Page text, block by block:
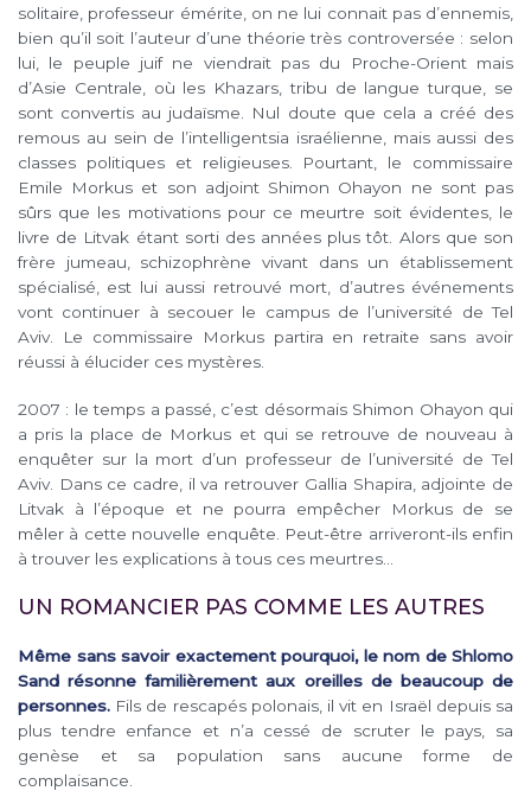
solitaire, professeur émérite, on ne lui connait pas d’ennemis,
bien qu’il soit l’auteur d’une théorie très controversée : selon
lui, le peuple juif ne viendrait pas du Proche-Orient mais
d’Asie Centrale, où les Khazars, tribu de langue turque, se
sont convertis au judaïsme. Nul doute que cela a créé des
remous au sein de l’intelligentsia israélienne, mais aussi des
classes politiques et religieuses. Pourtant, le commissaire
Emile Morkus et son adjoint Shimon Ohayon ne sont pas
sûrs que les motivations pour ce meurtre soit évidentes, le
livre de Litvak étant sorti des années plus tôt. Alors que son
frère jumeau, schizophrène vivant dans un établissement
spécialisé, est lui aussi retrouvé mort, d’autres événements
vont continuer à secouer le campus de l’université de Tel
Aviv. Le commissaire Morkus partira en retraite sans avoir
réussi à élucider ces mystères.
2007 : le temps a passé, c’est désormais Shimon Ohayon qui
a pris la place de Morkus et qui se retrouve de nouveau à
enquêter sur la mort d’un professeur de l’université de Tel
Aviv. Dans ce cadre, il va retrouver Gallia Shapira, adjointe de
Litvak à l’époque et ne pourra empêcher Morkus de se
mêler à cette nouvelle enquête. Peut-être arriveront-ils enfin
à trouver les explications à tous ces meurtres…
UN ROMANCIER PAS COMME LES AUTRES
Même sans savoir exactement pourquoi, le nom de Shlomo
Sand résonne familièrement aux oreilles de beaucoup de
personnes. Fils de rescapés polonais, il vit en Israël depuis sa
plus tendre enfance et n’a cessé de scruter le pays, sa
genèse et sa population sans aucune forme de
complaisance.